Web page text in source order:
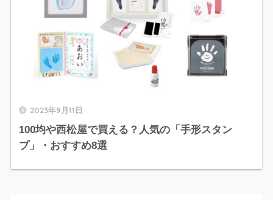
2023年9月11日
100均や西松屋で買える？人気の「手形スタン
プ」・おすすめ8選